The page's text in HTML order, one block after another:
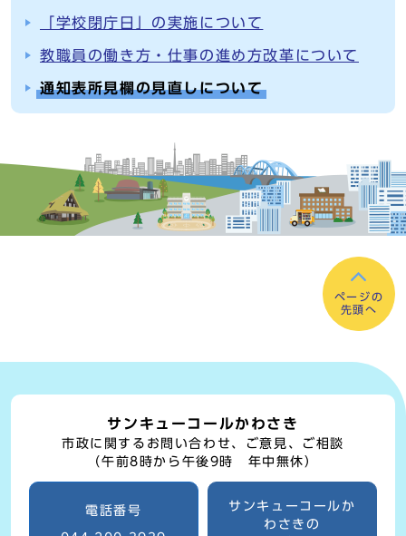
「学校閉庁日」の実施について
教職員の働き方・仕事の進め方改革について
通知表所見欄の見直しについて
ページの
先頭へ
サンキューコールかわさき
市政に関するお問い合わせ、ご意見、ご相談
（午前8時から午後9時 年中無休）
電話番号
サンキューコールか
わさきの